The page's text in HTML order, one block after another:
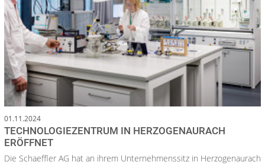
01.11.2024
TECHNOLOGIEZENTRUM IN HERZOGENAURACH
ERÖFFNET
Die Schaeffler AG hat an ihrem Unternehmenssitz in Herzogenaurach